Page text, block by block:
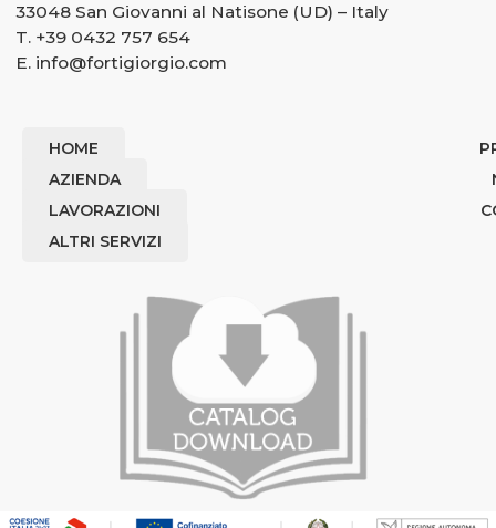
33048 San Giovanni al Natisone (UD) – Italy
T. +39 0432 757 654
E. info@fortigiorgio.com
HOME
AZIENDA
LAVORAZIONI
ALTRI SERVIZI